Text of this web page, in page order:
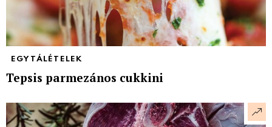
EGYTÁLÉTELEK
Tepsis parmezános cukkini